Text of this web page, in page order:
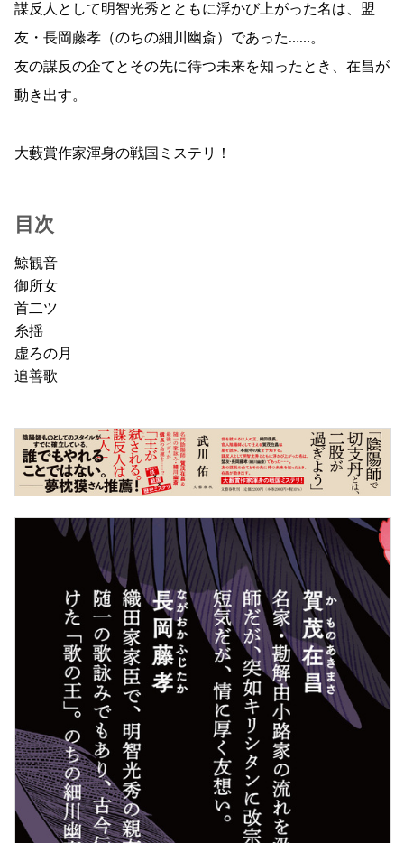
謀反人として明智光秀とともに浮かび上がった名は、盟
友・長岡藤孝（のちの細川幽斎）であった……。
友の謀反の企てとその先に待つ未来を知ったとき、在昌が
動き出す。
大藪賞作家渾身の戦国ミステリ！
目次
鯨観音
御所女
首二ツ
糸揺
虚ろの月
追善歌